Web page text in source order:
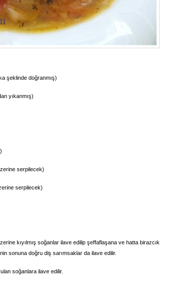
şeklinde doğranmış)
yıkanmış)
serpilecek)
serpilecek)
kıyılmış soğanlar ilave edilip şeffaflaşana ve hatta birazcık
sonuna doğru diş sarımsaklar da ilave edilir.
soğanlara ilave edilir.